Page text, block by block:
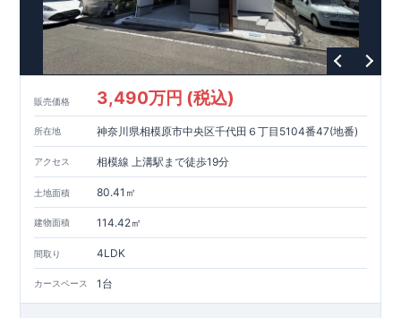
販売価格 3,490万円 (税込)
所在地 神奈川県相模原市中央区千代田６丁目5104番47(地番)
アクセス 相模線 上溝駅まで徒歩19分
土地面積 80.41㎡
建物面積 114.42㎡
間取り 4LDK
カースペース 1台